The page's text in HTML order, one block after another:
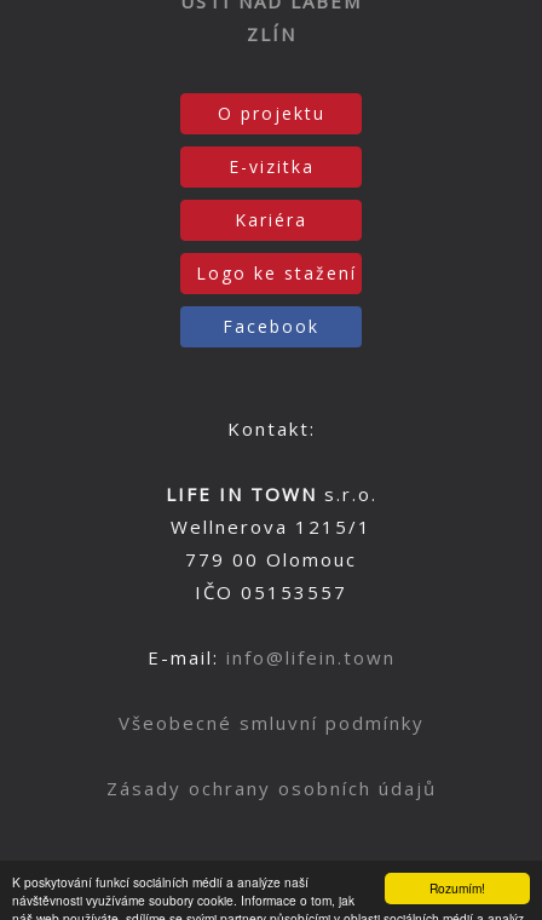
Rozumím!
K poskytování funkcí sociálních médií a analýze naší
návštěvnosti využíváme soubory cookie. Informace o tom, jak
ZLÍN
O projektu
E-vizitka
Kariéra
Logo ke stažení
Facebook
Kontakt:
LIFE IN TOWN s.r.o.
Wellnerova 1215/1
779 00 Olomouc
IČO 05153557
E-mail: info@lifein.town
Všeobecné smluvní podmínky
Zásady ochrany osobních údajů
Nahoru